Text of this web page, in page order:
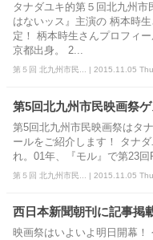
タナダユキ的第５回北九州市
はないッス』主演の 柄本時
定！ 柄本時生さんプロフィ
京都出身。 2...
第５回 北九州市民... | 2015.11.05
第5回北九州市民映画祭
第5回北九州市民映画祭はタ
ールをご紹介します！ タナ
れ。01年、『モル』で第23回
第５回 北九州市民... | 2015.11.05
西日本新聞朝刊に記事掲
映画祭はいよいよ明日開幕！